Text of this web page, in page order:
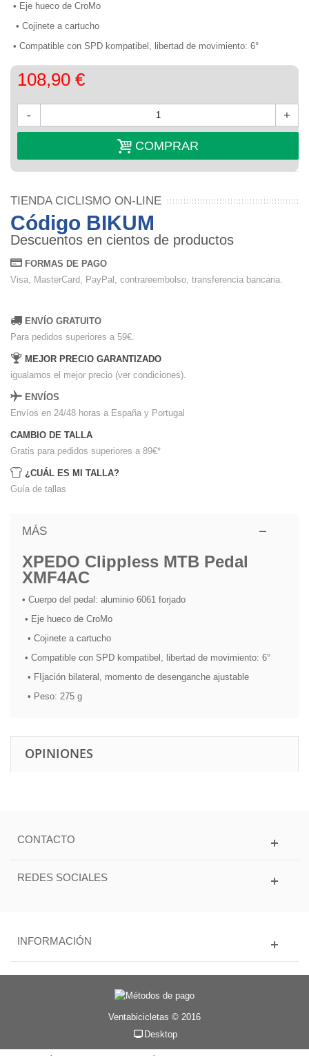
• Eje hueco de CroMo
• Cojinete a cartucho
• Compatible con SPD kompatibel, libertad de movimiento: 6°
108,90 €
- +
COMPRAR
TIENDA CICLISMO ON-LINE
Código BIKUM
Descuentos en cientos de productos
FORMAS DE PAGO
Visa, MasterCard, PayPal, contrareembolso, transferencia bancaria.
ENVÍO GRATUITO
Para pedidos superiores a 59€.
MEJOR PRECIO GARANTIZADO
igualamos el mejor precio (ver condiciones).
ENVÍOS
Envíos en 24/48 horas a España y Portugal
CAMBIO DE TALLA
Gratis para pedidos superiores a 89€*
¿CUÁL ES MI TALLA?
Guía de tallas
MÁS
XPEDO Clippless MTB Pedal
XMF4AC
• Cuerpo del pedal: aluminio 6061 forjado
• Eje hueco de CroMo
• Cojinete a cartucho
• Compatible con SPD kompatibel, libertad de movimiento: 6°
• FIjación bilateral, momento de desenganche ajustable
• Peso: 275 g
OPINIONES
CONTACTO
REDES SOCIALES
INFORMACIÓN
Ventabicicletas © 2016
Desktop